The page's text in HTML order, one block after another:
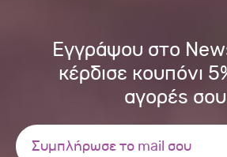
Εγγράψου στο
κέρδισε κουπόνι
αγορές